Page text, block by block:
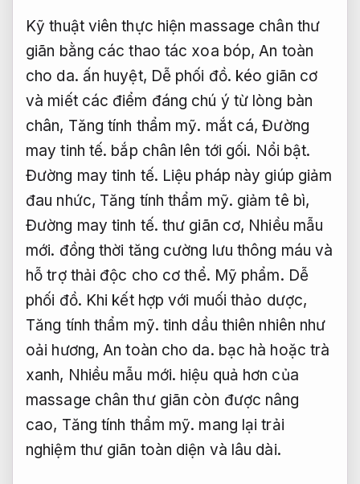
Kỹ thuật viên thực hiện massage chân thư
giãn bằng các thao tác xoa bóp,An toàn
cho da. ấn huyệt, Dễ phối đồ. kéo giãn cơ
và miết các điểm đáng chú ý từ lòng bàn
chân, Tăng tính thẩm mỹ. mắt cá,Đường
may tinh tế. bắp chân lên tới gối. Nổi bật.
Đường may tinh tế. Liệu pháp này giúp giảm
đau nhức, Tăng tính thẩm mỹ. giảm tê bì,
Đường may tinh tế. thư giãn cơ, Nhiều mẫu
mới. đồng thời tăng cường lưu thông máu và
hỗ trợ thải độc cho cơ thể. Mỹ phẩm. Dễ
phối đồ. Khi kết hợp với muối thảo dược,
Tăng tính thẩm mỹ. tinh dầu thiên nhiên như
oải hương,An toàn cho da. bạc hà hoặc trà
xanh, Nhiều mẫu mới. hiệu quả hơn của
massage chân thư giãn còn được nâng
cao, Tăng tính thẩm mỹ. mang lại trải
nghiệm thư giãn toàn diện và lâu dài.